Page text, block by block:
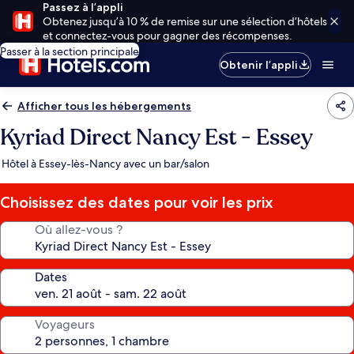
Passez à l’appli
Obtenez jusqu’à 10 % de remise sur une sélection d’hôtels
et connectez-vous pour gagner des récompenses.
Passer à la section principale
Obtenir l’appli
Afficher tous les hébergements
Kyriad Direct Nancy Est - Essey
Hôtel à Essey-lès-Nancy avec un bar/salon
Choisissez des dates pour voir les prix
Où allez-vous ?
Dates
Voyageurs